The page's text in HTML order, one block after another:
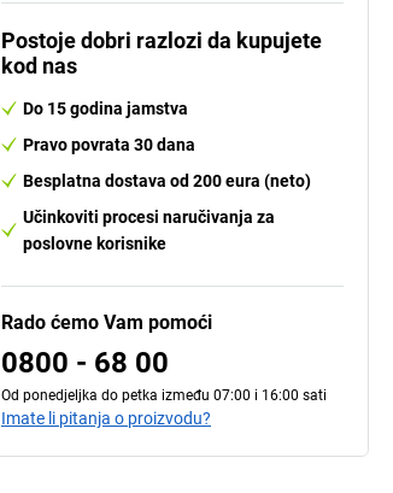
Postoje dobri razlozi da kupujete
kod nas
Do 15 godina jamstva
Pravo povrata 30 dana
Besplatna dostava od 200 eura (neto)
Učinkoviti procesi naručivanja za
poslovne korisnike
Rado ćemo Vam pomoći
0800 - 68 00
Od ponedjeljka do petka između 07:00 i 16:00 sati
Imate li pitanja o proizvodu?